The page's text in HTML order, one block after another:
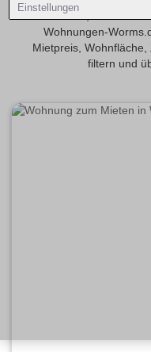
Einstellungen
Familien, WGs oder
Wohnungen-
Mietpreis,
filtern und